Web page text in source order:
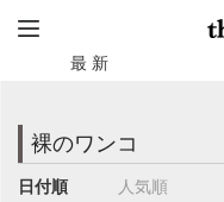
最 新
裸のワンコ
日付順 人気順